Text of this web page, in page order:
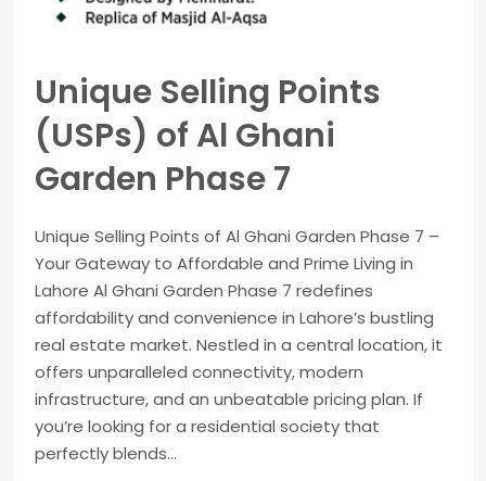
Unique Selling Points
(USPs) of Al Ghani
Garden Phase 7
Unique Selling Points of Al Ghani Garden Phase 7 –
Your Gateway to Affordable and Prime Living in
Lahore Al Ghani Garden Phase 7 redefines
affordability and convenience in Lahore’s bustling
real estate market. Nestled in a central location, it
offers unparalleled connectivity, modern
infrastructure, and an unbeatable pricing plan. If
you’re looking for a residential society that
perfectly blends...